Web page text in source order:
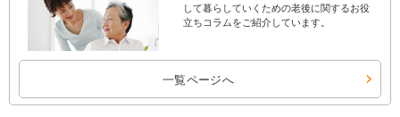
して暮らしていくための老後に関するお役
立ちコラムをご紹介しています。
一覧ページへ